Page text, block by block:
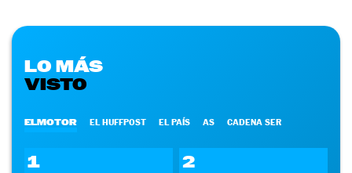
LO MÁS
VISTO
ELMOTOR EL HUFFPOST EL PAÍS AS CADENA SER
1 2